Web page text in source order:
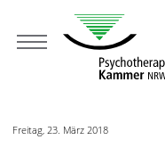
Freitag, 23. März 2018